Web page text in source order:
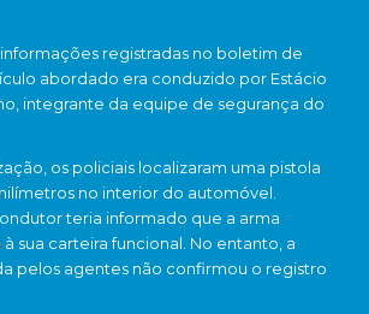
registradas no boletim de
abordado era conduzido por Estácio
integrante da equipe de segurança do
os policiais localizaram uma pistola
no interior do automóvel.
teria informado que a arma
sua carteira funcional. No entanto, a
pelos agentes não confirmou o registro